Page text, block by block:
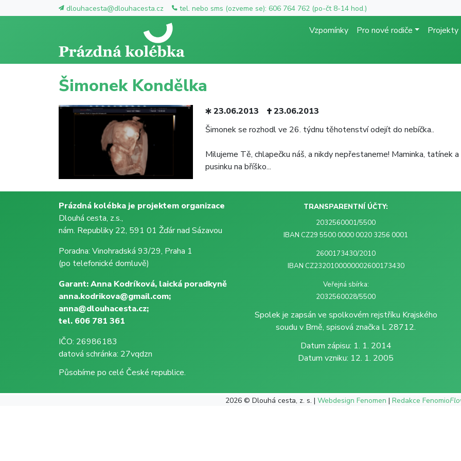
dlouhacesta@dlouhacesta.cz tel. nebo sms (ozveme se): 606 764 762 (po-čt 8-14 hod.)
Vzpomínky Pro nové rodiče Projekty
Šimonek Kondělka
23.06.2013
23.06.2013
Šimonek se rozhodl ve 26. týdnu těhotenství odejít do nebíčka..
Milujeme Tě, chlapečku náš, a nikdy nepřestaneme! Maminka,
pusinku na bříško...
Prázdná kolébka je projektem organizace
Dlouhá cesta, z.s.,
nám. Republiky 22, 591 01 Žďár nad Sázavou
Poradna: Vinohradská 93/29, Praha 1
(po telefonické domluvě)
Garant: Anna Kodríková, laická poradkyně
anna.kodrikova@gmail.com;
anna@dlouhacesta.cz;
tel. 606 781 361
IČO: 26986183
datová schránka: 27vqdzn
Působíme po celé České republice.
TRANSPARENTNÍ ÚČTY:
2032560001/5500
IBAN CZ29 5500 0000 0020 3256 0001
2600173430/2010
IBAN CZ2320100000002600173430
Veřejná sbírka:
2032560028/5500
Spolek je zapsán ve spolkovém rejstříku Krajského
soudu v Brně, spisová značka L 28712.
Datum zápisu: 1. 1. 2014
Datum vzniku: 12. 1. 2005
2026 © Dlouhá cesta, z. s. | Webdesign Fenomen | Redakce Fenomio